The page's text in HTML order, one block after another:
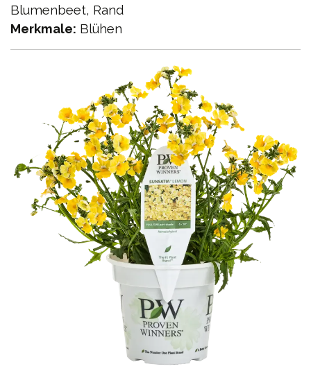
Blumenbeet, Rand
Merkmale: Blühen